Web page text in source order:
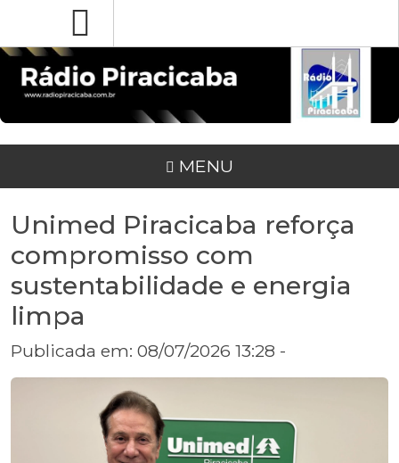
MENU
Unimed Piracicaba reforça
compromisso com
sustentabilidade e energia
limpa
Publicada em: 08/07/2026 13:28 -